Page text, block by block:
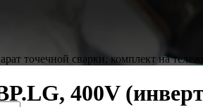
точечной сварки, комплект на
400V